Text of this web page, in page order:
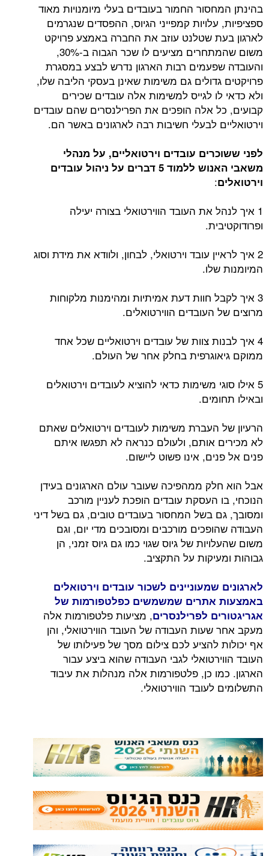
בהינתן המחסור החמור בעובדים בעלי מיומנויות מאוד
ספציפיות, עלויות קמפייני הגיוס, ההפסדים שנגרמים
לארגון בעת שטלנט עוזב את החברה באמצע פרויקט
משום שהמתחרים מציעים לו שכר הגבוה ב-30%,
והעובדה שפעמים רבות הארגון נדרש לבצע במסגרת
פרויקטים גדולים גם משימות שאינן בעסקי הליבה שלו,
ולא כדאי לו לגייס למשימות אלה עובדים שכירים
קבועים, כל אלה הופכים את הפרילנסרים שהם עובדים
וירטואליים לבעלי חשיבות רבה לארגונים באשר הם.
לפני ששוכרים עובדים וירטואליים, על מנהלי
משאבי האנוש ללמוד 5 דברים על ניהול עובדים
וירטואלים:
1 איך לנהל את העובד הווירטואלי בצורה יעילה
ופרודוקטיבית.
2 איך לראיין עובד וירטואלי, לבחון, ולוודא את מידת וסוג
המיומנות שלו.
3 איך לקבל חוות דעת אמיתיות ומהימנות מלקוחות
מרוצים של העובדים הווירטואלים.
4 איך לבנות צוות של עובדים וירטואליים שכל אחד
ממוקם גיאוגרפית בחלק אחר של העולם.
5 אילו סוגי משימות כדאי להוציא לעובדים וירטואלים
ובאילו תחומים.
הרעיון של העברת משימות לעובדים וירטואלים שאתם
לא מכירים אותם, ולעולם כנראה לא תפגשו איתם
פנים אל פנים, אינו פשוט ליישום.
אבל הוא חלק ממהפיכה שעובר עולם הארגונים בעידן
הנוכחי, בו העסקת עובדים הופכת לעניין מורכב
ומסובך, גם בשל המחסור בעובדים טובים, גם בשל דיני
העבודה שהופכים מורכבים ומסובכים מדי יום, וגם
משום שהעלויות של גיוס שגוי כמו גם גיוס זמני, הן
גבוהות ומעיקות על התקציב.
לארגונים שמעוניינים לשכור עובדים וירטואלים
באמצעות אתרים שמשמשים כפלטפורמות של
אגריגטורים לפרילנסרים, מציעות פלטפורמות אלה
מעקב אחר שעות העבודה של העובד הווירטואלי, והן
אף יכולות להציע לכם צילום מסך של פעילותו של
העובד הווירטואלי לגבי העבודה שהוא ביצע עבור
הארגון. כמו כן, פלטפורמות אלה מנהלות את עיבוד
התשלומים לעובד הווירטואלי.